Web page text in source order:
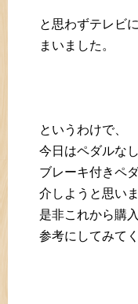
と思わずテレビ
まいました。
というわけで、
今日はペダルな
ブレーキ付きペ
介しようと思い
是非これから購
参考にしてみて